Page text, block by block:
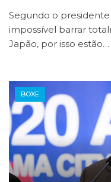
Segundo o
impossível barrar
Japão, por isso estão…
BOXE